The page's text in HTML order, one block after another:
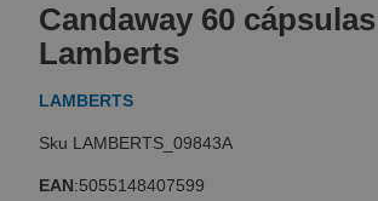
the
beginning
of
the
gallery
Candaway 60
Lamberts
LAMBERTS
LAMBERTS_09843A
EAN:5055148407599